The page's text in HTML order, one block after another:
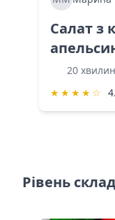
Салат з
20 хвилин
★ ★ ★ ★ ☆
Рівень